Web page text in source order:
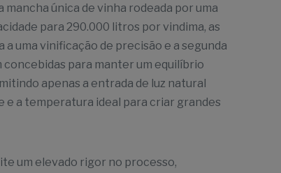
única de vinha rodeada por uma
para 290.000 litros por vindima, as
a uma vinificação de precisão e a segunda
para manter um equilíbrio
apenas a entrada de luz natural
e a temperatura ideal para criar grandes
um elevado rigor no processo,